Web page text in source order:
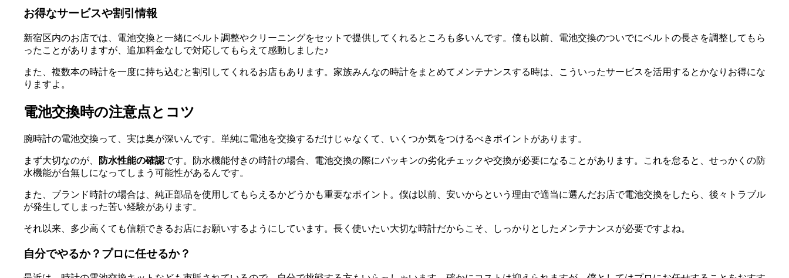
お得なサービスや割引情報
新宿区内のお店では、電池交換と一緒にベルト調整やクリーニングをセットで提供してくれるところも多いんです。僕も以前、電池交換のついでにベルトの長さを調整してもら
ったことがありますが、追加料金なしで対応してもらえて感動しました♪
また、複数本の時計を一度に持ち込むと割引してくれるお店もあります。家族みんなの時計をまとめてメンテナンスする時は、こういったサービスを活用するとかなりお得にな
りますよ。
電池交換時の注意点とコツ
腕時計の電池交換って、実は奥が深いんです。単純に電池を交換するだけじゃなくて、いくつか気をつけるべきポイントがあります。
まず大切なのが、 防水性能の確認です。防水機能付きの時計の場合、電池交換の際にパッキンの劣化チェックや交換が必要になることがあります。これを怠ると、せっかくの防
水機能が台無しになってしまう可能性があるんです。
また、ブランド時計の場合は、純正部品を使用してもらえるかどうかも重要なポイント。僕は以前、安いからという理由で適当に選んだお店で電池交換をしたら、後々トラブル
が発生してしまった苦い経験があります。
それ以来、多少高くても信頼できるお店にお願いするようにしています。長く使いたい大切な時計だからこそ、しっかりとしたメンテナンスが必要ですよね。
自分でやるか？プロに任せるか？